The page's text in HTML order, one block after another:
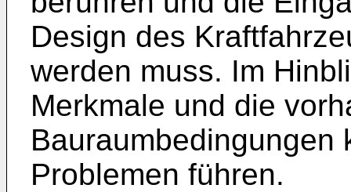
Design des
werden muss. Im
Merkmale und die
Bauraumbedingungen
Problemen führen.